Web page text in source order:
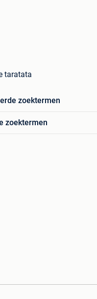
taratata
zoektermen
zoektermen